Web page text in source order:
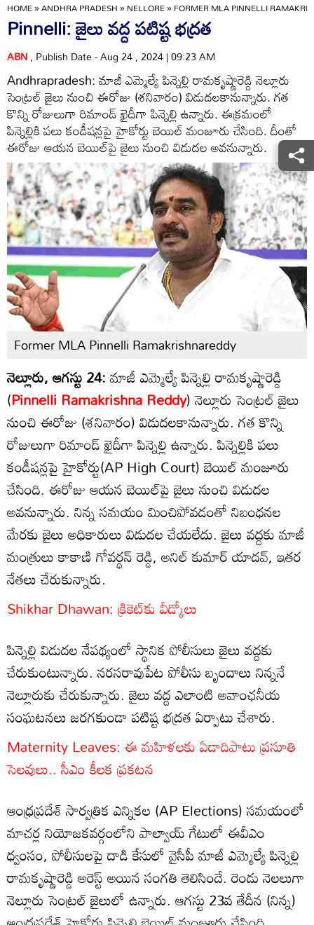
HOME»ANDHRA PRADESH»NELLORE»FORMER MLA PINNELLI
Pinnelli: జైలు వద్ద పటిష్ట భద్రత
ABN, Publish Date - Aug 24 , 2024 | 09:23 AM
Andhrapradesh: మాజీ ఎమ్మెల్యే పిన్నెల్లి రామకృష్ణారెడ్డి నెల్లూరు
సెంట్రల్ జైలు నుంచి ఈరోజు (శనివారం) విడుదలకానున్నారు. గత
కొన్ని రోజులుగా రిమాండ్ ఖైదీగా పిన్నెల్లి ఉన్నారు. ఈక్రమంలో
పిన్నెల్లికి పలు కండీషన్లపై హైకోర్టు బెయిల్ మంజూరు చేసింది. దీంతో
ఈరోజు ఆయన బెయిల్‌పై జైలు నుంచి విడుదల అవనున్నారు.
Former MLA Pinnelli Ramakrishnareddy
నెల్లూరు, ఆగస్టు 24:మాజీ ఎమ్మెల్యే పిన్నెల్లి రామకృష్ణారెడ్డి
(Pinnelli Ramakrishna Reddy)నెల్లూరు సెంట్రల్ జైలు
నుంచి ఈరోజు (శనివారం) విడుదలకానున్నారు. గత కొన్ని
రోజులుగా రిమాండ్ ఖైదీగా పిన్నెల్లి ఉన్నారు. పిన్నెల్లికి పలు
కండీషన్లపై హైకోర్టు(AP High Court) బెయిల్ మంజూరు
చేసింది. ఈరోజు ఆయన బెయిల్‌పై జైలు నుంచి విడుదల
అవనున్నారు. నిన్న సమయం మించిపోవడంతో నిబంధనల
మేరకు జైలు అధికారులు విడుదల చేయలేదు. జైలు వద్దకు మాజీ
మంత్రులు కాకాణి గోవర్ధన్ రెడ్డి, అనిల్ కుమార్ యాదవ్, ఇతర
నేతలు చేరుకున్నారు.
Shikhar Dhawan: క్రికెట్‌కు వీడ్కోలు
పిన్నెల్లి విడుదల నేపథ్యంలో స్థానిక పోలీసులు జైలు వద్దకు
చేరుకుంటున్నారు. నరసరావుపేట పోలీసు బృందాలు నిన్ననే
నెల్లూరుకు చేరుకున్నారు. జైలు వద్ద ఎలాంటి అవాంఛనీయ
సంఘటనలు జరగకుండా పటిష్ట భద్రత ఏర్పాటు చేశారు.
Maternity Leaves: ఈ మహిళలకు ఏడాదిపాటు ప్రసూతి
సెలవులు.. సీఎం కీలక ప్రకటన
ఆంధ్రప్రదేశ్ సార్వత్రిక ఎన్నికల (AP Elections) సమయంలో
మాచర్ల నియోజకవర్గంలోని పాల్వాయ్ గేటులో ఈవీఎం
ధ్వంసం, పోలీసులపై దాడి కేసులో వైసీపీ మాజీ ఎమ్మెల్యే పిన్నెల్లి
రామకృష్ణారెడ్డి అరెస్ట్ అయిన సంగతి తెలిసిందే. రెండు నెలలుగా
నెల్లూరు సెంట్రల్ జైలులో ఉన్నారు. ఆగస్టు 23వ తేదీన (నిన్న)